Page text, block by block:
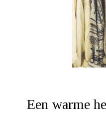
Een warme